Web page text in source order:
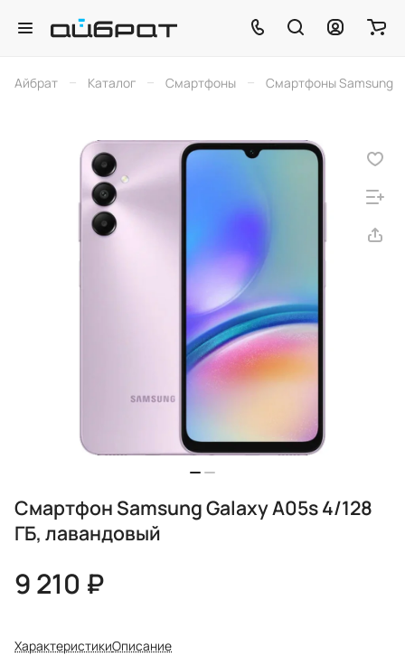
Айбрат – Каталог – Смартфоны – Смартфоны Samsung
Смартфон Samsung Galaxy A05s 4/128
ГБ, лавандовый
9 210 ₽
ХарактеристикиОписание